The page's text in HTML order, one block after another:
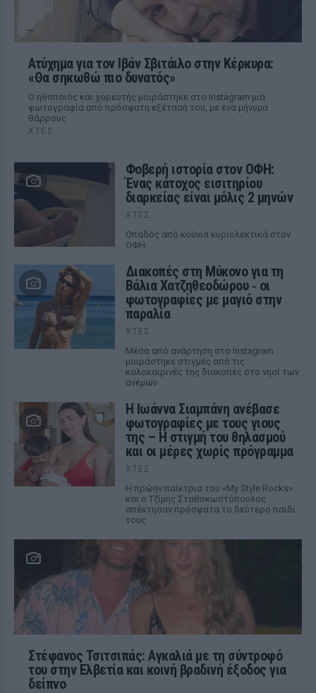
Ατύχημα για τον Ιβάν Σβιτάιλο στην Κέρκυρα:
«Θα σηκωθώ πιο δυνατός»
Ο ηθοποιός και χορευτής μοιράστηκε στο Instagram μια
φωτογραφία από πρόσφατη εξέτασή του, με ένα μήνυμα
θάρρους
ΧΤΕΣ
Φοβερή ιστορία στον ΟΦΗ:
Ένας κάτοχος εισιτηρίου
διαρκείας είναι μόλις 2 μηνών
ΧΤΕΣ
Οπαδός από κούνια κυριολεκτικά στον
ΟΦΗ
Διακοπές στη Μύκονο για τη
Βάλια Χατζηθεοδώρου ‑ οι
φωτογραφίες με μαγιό στην
παραλία
ΧΤΕΣ
Μέσα από ανάρτηση στο Instagram
μοιράστηκε στιγμές από τις
καλοκαιρινές της διακοπές στο νησί των
ανέμων
H Ιωάννα Σιαμπάνη ανέβασε
φωτογραφίες με τους γιους
της – Η στιγμή του θηλασμού
και οι μέρες χωρίς πρόγραμμα
ΧΤΕΣ
Η πρώην παίκτρια του «My Style Rocks»
και ο Τζίμης Σταθοκωστόπουλος
απέκτησαν πρόσφατα το δεύτερο παιδί
τους
Στέφανος Τσιτσιπάς: Αγκαλιά με τη σύντροφό
του στην Ελβετία και κοινή βραδινή έξοδος για
δείπνο